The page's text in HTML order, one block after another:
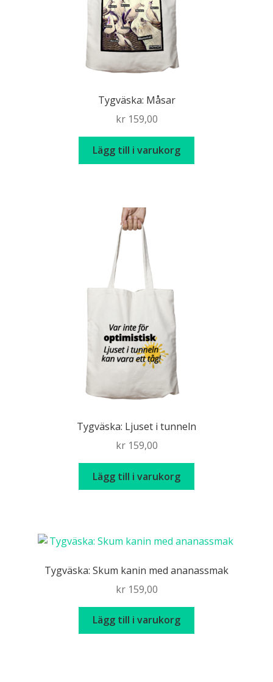
Tygväska: Måsar
kr159,00
Lägg till i varukorg
Tygväska: Ljuset i tunneln
kr159,00
Lägg till i varukorg
Tygväska: Skum kanin med ananassmak
kr159,00
Lägg till i varukorg